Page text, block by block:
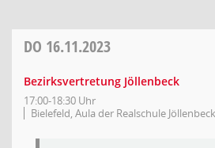
DO 16.11.2023
Bezirksvertretung Jöllenbeck
17:00-18:30 Uhr
Bielefeld, Aula der Realschule Jöllenbeck